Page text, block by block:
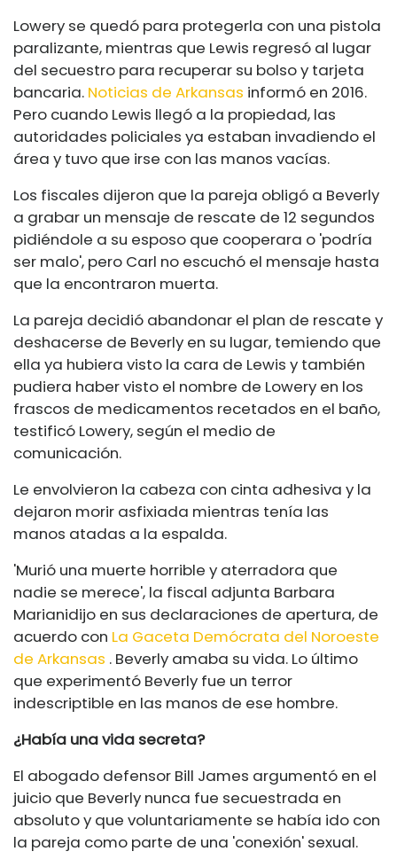
Lowery se quedó para protegerla con una pistola
paralizante, mientras que Lewis regresó al lugar
del secuestro para recuperar su bolso y tarjeta
bancaria. Noticias de Arkansas informó en 2016.
Pero cuando Lewis llegó a la propiedad, las
autoridades policiales ya estaban invadiendo el
área y tuvo que irse con las manos vacías.
Los fiscales dijeron que la pareja obligó a Beverly
a grabar un mensaje de rescate de 12 segundos
pidiéndole a su esposo que cooperara o 'podría
ser malo', pero Carl no escuchó el mensaje hasta
que la encontraron muerta.
La pareja decidió abandonar el plan de rescate y
deshacerse de Beverly en su lugar, temiendo que
ella ya hubiera visto la cara de Lewis y también
pudiera haber visto el nombre de Lowery en los
frascos de medicamentos recetados en el baño,
testificó Lowery, según el medio de
comunicación.
Le envolvieron la cabeza con cinta adhesiva y la
dejaron morir asfixiada mientras tenía las
manos atadas a la espalda.
'Murió una muerte horrible y aterradora que
nadie se merece', la fiscal adjunta Barbara
Marianidijo en sus declaraciones de apertura, de
acuerdo con La Gaceta Demócrata del Noroeste
de Arkansas . Beverly amaba su vida. Lo último
que experimentó Beverly fue un terror
indescriptible en las manos de ese hombre.
¿Había una vida secreta?
El abogado defensor Bill James argumentó en el
juicio que Beverly nunca fue secuestrada en
absoluto y que voluntariamente se había ido con
la pareja como parte de una 'conexión' sexual.